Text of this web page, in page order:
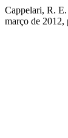
Cappelari, R.
março de